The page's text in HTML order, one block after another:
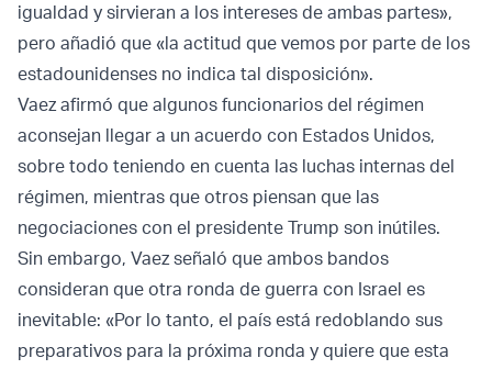
igualdad y sirvieran a los intereses de ambas partes»,
pero añadió que «la actitud que vemos por parte de los
estadounidenses no indica tal disposición».
Vaez afirmó que algunos funcionarios del régimen
aconsejan llegar a un acuerdo con Estados Unidos,
sobre todo teniendo en cuenta las luchas internas del
régimen, mientras que otros piensan que las
negociaciones con el presidente Trump son inútiles.
Sin embargo, Vaez señaló que ambos bandos
consideran que otra ronda de guerra con Israel es
inevitable: «Por lo tanto, el país está redoblando sus
preparativos para la próxima ronda y quiere que esta